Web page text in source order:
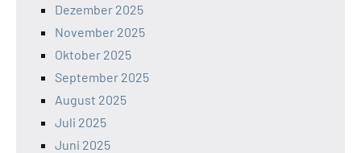
Dezember 2025
November 2025
Oktober 2025
September 2025
August 2025
Juli 2025
Juni 2025